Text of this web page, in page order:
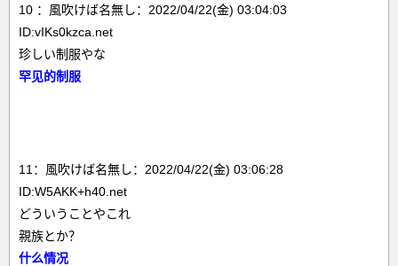
10 ：風吹けば名無し：2022/04/22(金) 03:04:03
ID:vIKs0kzca.net
珍しい制服やな
罕见的制服
11：風吹けば名無し：2022/04/22(金) 03:06:28
ID:W5AKK+h40.net
どういうことやこれ
親族とか？
什么情况